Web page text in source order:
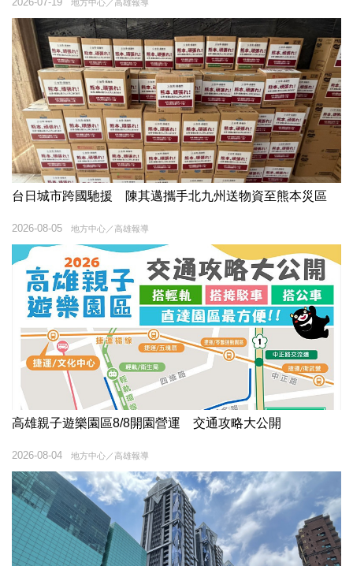
地方中心／高雄報導
台日城市跨國馳援 陳其邁攜手北九州送物資至熊本災區
地方中心／高雄報導
2026-08-05
高雄親子遊樂園區8/8開園營運 交通攻略大公開
地方中心／高雄報導
2026-08-04